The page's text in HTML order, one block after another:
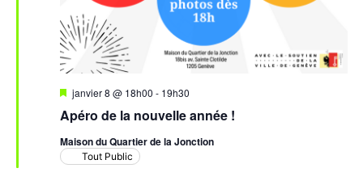
Apéro de la nouvelle année !
Mis
avant
janvier 8 @ 18h00 - 19h30
Maison du Quartier de la Jonction
Tout Public